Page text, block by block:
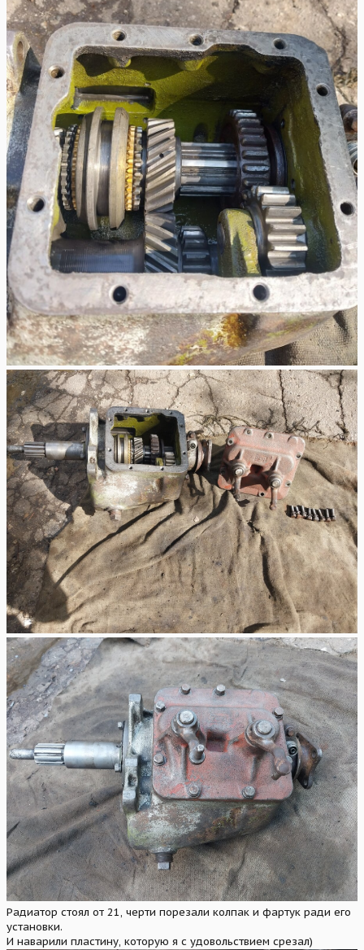
Радиатор стоял от 21, черти порезали колпак и фартук ради его
установки.
И наварили пластину, которую я с удовольствием срезал)